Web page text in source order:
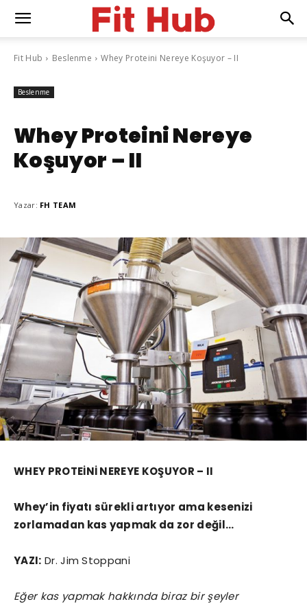
Fit Hub Beslenme Whey Proteini Nereye Koşuyor – II
Beslenme
Whey Proteini Nereye
Koşuyor – II
Yazar: FH TEAM
WHEY PROTEİNİ NEREYE KOŞUYOR – II
Whey’in fiyatı sürekli artıyor ama kesenizi
zorlamadan kas yapmak da zor değil…
YAZI: Dr. Jim Stoppani
Eğer kas yapmak hakkında biraz bir şeyler